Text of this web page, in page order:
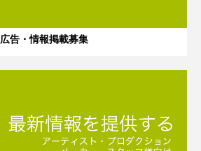
広告・情報掲載募集